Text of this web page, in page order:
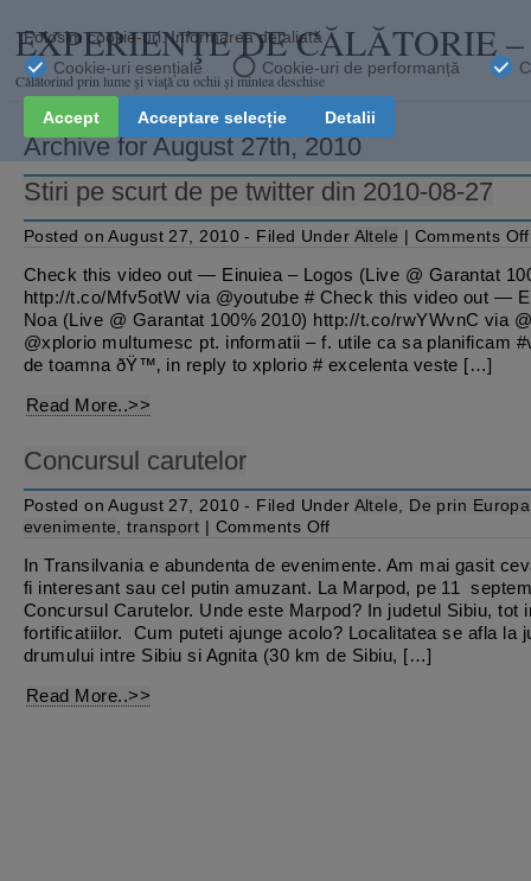
EXPERIENŢE DE CĂLĂTORIE
Călătorind prin lume şi viaţă cu ochii și mintea deschise
Archive for August 27th, 2010
Stiri pe scurt de pe twitter din 2010-08-27
Posted on August 27, 2010 - Filed Under Altele | Comments Off
Check this video out — Einuiea – Logos (Live @ Garantat
http://t.co/Mfv5otW via @youtube # Check this video out —
Noa (Live @ Garantat 100% 2010) http://t.co/rwYWvnC via
@xplorio multumesc pt. informatii – f. utile ca sa planificam
de toamna ðŸ™‚ in reply to xplorio # excelenta veste […]
Read More..>>
Concursul carutelor
Posted on August 27, 2010 - Filed Under Altele De prin Europa
evenimente ,transport | Comments Offon
In Transilvania e abundenta de evenimente. Am mai gasit
fi interesant sau cel putin amuzant. La Marpod, pe 11
Concursul Carutelor. Unde este Marpod? In judetul Sibiu, tot
fortificatiilor. Cum puteti ajunge acolo? Localitatea se afla la
drumului intre Sibiu si Agnita (30 km de Sibiu, […]
Read More..>>